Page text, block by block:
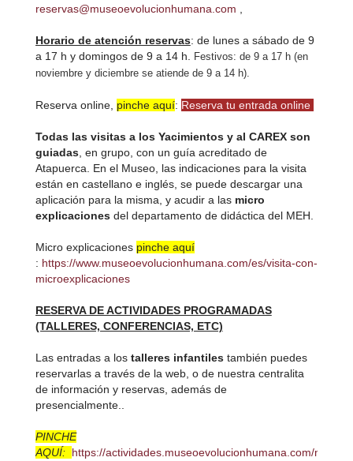
reservas@museoevolucionhumana.com
Horario de atención reservas: de lunes a sábado de 9
a 17 h y domingos de 9 a 14 h.
Festivos: de 9 a 17 h (en
noviembre y diciembre se atiende de 9 a 14 h).
Reserva online, pinche aquí: Reserva tu entrada online
Todas las visitas a los Yacimientos y al CAREX son
guiadas, en grupo, con un guía acreditado de
Atapuerca. En el Museo, las indicaciones para la visita
están en castellano e inglés, se puede descargar una
aplicación para la misma, y acudir a las micro
explicaciones del departamento de didáctica del MEH.
Micro explicaciones pinche aquí
: https://www.museoevolucionhumana.com/es/visita-con-
microexplicaciones
RESERVA DE ACTIVIDADES PROGRAMADAS
(TALLERES, CONFERENCIAS, ETC)
Las entradas a los talleres infantilestambién puedes
reservarlas a través de la web, o de nuestra centralita
de información y reservas, además de
presencialmente..
PINCHE
AQUÍ: https://actividades.museoevolucionhumana.com/